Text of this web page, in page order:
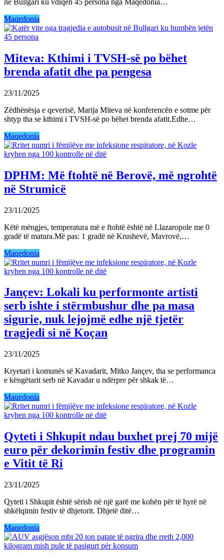
në Bullgari ku vdiqën 45 persona nga Maqedonia…
Maqedonia
Miteva: Kthimi i TVSH-së po bëhet
brenda afatit dhe pa pengesa
23/11/2025
Zëdhënësja e qeverisë, Marija Miteva në konferencën e sotme për
shtyp tha se kthimi i TVSH-së po bëhet brenda afatit.Edhe…
Maqedonia
DPHM: Më ftohtë në Berovë, më ngrohtë
në Strumicë
23/11/2025
Këtë mëngjes, temperatura më e ftohtë është në Llazaropole me 0
gradë të matura.Më pas: 1 gradë në Krushevë, Mavrovë,…
Maqedonia
Jançev: Lokali ku performonte artisti
serb ishte i stërmbushur dhe pa masa
sigurie, nuk lejojmë edhe një tjetër
tragjedi si në Koçan
23/11/2025
Kryetari i komunës së Kavadarit, Mitko Jançev, tha se performanca
e këngëtarit serb në Kavadar u ndërpre për shkak të…
Maqedonia
Qyteti i Shkupit ndau buxhet prej 70 mijë
euro për dekorimin festiv dhe programin
e Vitit të Ri
23/11/2025
Qyteti i Shkupit është sërish në një garë me kohën për të hyrë në
shkëlqimin festiv të dhjetorit. Dhjetë ditë…
Maqedonia